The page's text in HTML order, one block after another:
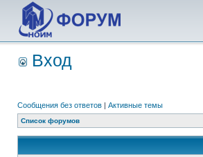
Вход
Сообщения без ответов | Активные темы
Список форумов